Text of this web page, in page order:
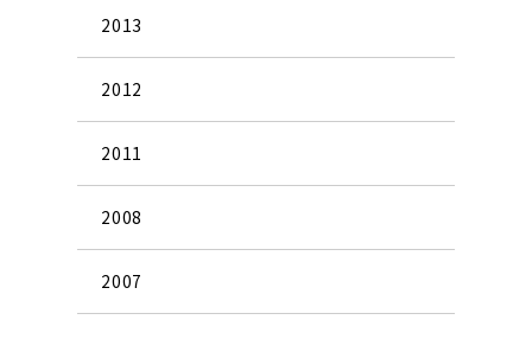
2013
2012
2011
2008
2007